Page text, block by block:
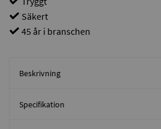
Säkert
45 år i branschen
Beskrivning
Specifikation